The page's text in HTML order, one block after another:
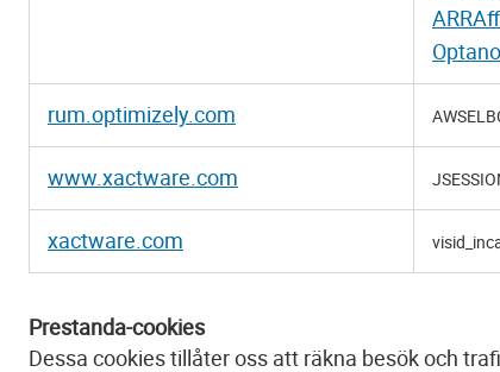
rum.optimizely.com
www.xactware.com
xactware.com
Prestanda-cookies
Dessa cookies tillåter oss att räkna besök och